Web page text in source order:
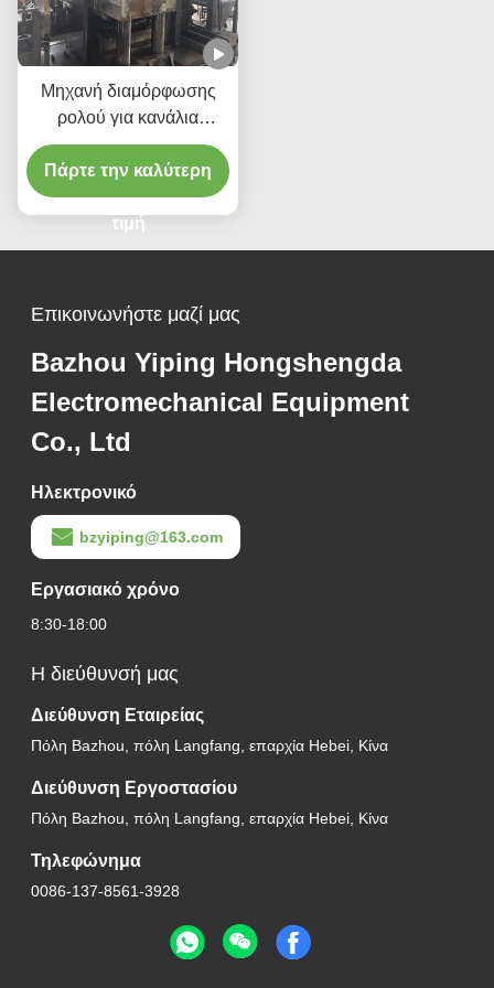
Μηχανή διαμόρφωσης
ρολού για κανάλια
καλωδίων, Έλεγχος PLC,
Αυτόματη κοπή &
στοίβαξη, για γραμμή
παραγωγής καναλιών
Πάρτε την καλύτερη
τιμή
Επικοινωνήστε μαζί μας
Bazhou Yiping Hongshengda
Electromechanical Equipment
Co., Ltd
Ηλεκτρονικό
bzyiping@163.com
Εργασιακό χρόνο
8:30-18:00
Η διεύθυνσή μας
Διεύθυνση Εταιρείας
Πόλη Bazhou, πόλη Langfang, επαρχία Hebei, Κίνα
Διεύθυνση Εργοστασίου
Πόλη Bazhou, πόλη Langfang, επαρχία Hebei, Κίνα
Τηλεφώνημα
0086-137-8561-3928